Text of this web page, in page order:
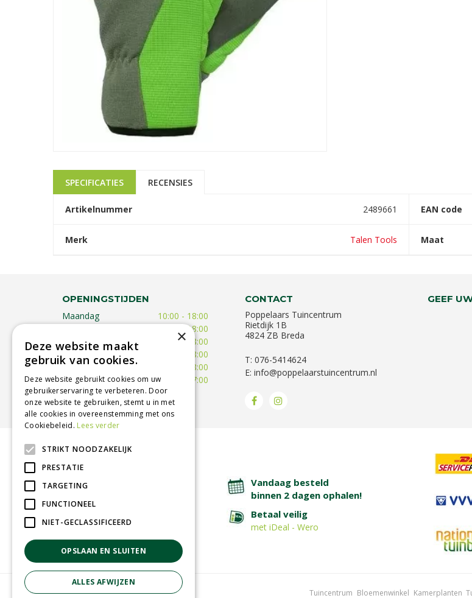
SPECIFICATIES RECENSIES
Artikelnummer 2489661 EAN code
Merk Talen Tools Maat
OPENINGSTIJDEN
Maandag
10:00 - 18:00
09:30 - 18:00
Woensdag
09:30 - 18:00
Donderdag
09:30 - 18:00
Vrijdag
09:00 - 18:00
Zaterdag
09:00 - 17:00
Toon alle openingstijden
CONTACT
Poppelaars Tuincentrum
Rietdijk 1B
4824 ZB Breda
T: 076-5414624
E: info@poppelaarstuincentrum.nl
GEEF
BETROUWBARE SERVICE
Lage verzendkosten
Vandaag besteld
binnen 2 dagen ophalen!
Betaal veilig
met iDeal - Wero
Tuincentrum Bloemenwinkel Kamerplanten
×
Deze website maakt
gebruik van cookies.
Deze website gebruikt cookies om uw
gebruikerservaring te verbeteren. Door
onze website te gebruiken, stemt u in met
alle cookies in overeenstemming met ons
Cookiebeleid. Lees verder
STRIKT NOODZAKELIJK
PRESTATIE
TARGETING
FUNCTIONEEL
NIET-GECLASSIFICEERD
OPSLAAN EN SLUITEN
ALLES AFWIJZEN